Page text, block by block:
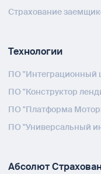
Страхование
Технологии
ПО "Интеграционный
ПО "Конструктор
ПО "Платформа
ПО "Универсальный
Абсолют